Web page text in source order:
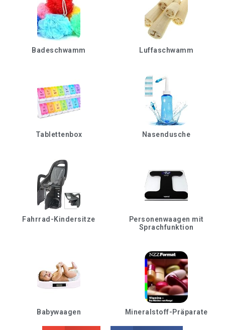
Badeschwamm Luffaschwamm
Tablettenbox Nasendusche
Fahrrad-Kindersitze
Personenwaagen mit
Sprachfunktion
Babywaagen Mineralstoff-Präparate